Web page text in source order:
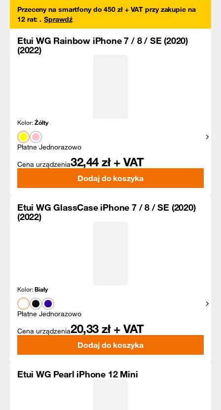
Przeceny na smartfony do 450 zł + VAT przy zakupie na
12 rat: . Sprawdź
Etui WG Rainbow iPhone 7 / 8 / SE (2020)
(2022)
Kolor:Żółty
Płatne Jednorazowo
Cena urządzenia32,44 zł + VAT
Dodaj do koszyka
Etui WG GlassCase iPhone 7 / 8 / SE (2020)
(2022)
Kolor:Biały
Płatne Jednorazowo
Cena urządzenia20,33 zł + VAT
Dodaj do koszyka
Etui WG Pearl iPhone 12 Mini